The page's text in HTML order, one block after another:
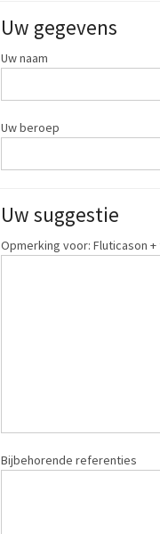
Uw gegevens
Uw naam
Uw beroep
Uw suggestie
Opmerking voor: Fluticason
Bijbehorende referenties